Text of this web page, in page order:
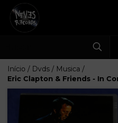
Início / Dvds / Musica /
Eric Clapton & Friends - In